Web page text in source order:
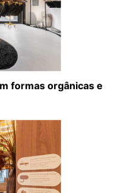
formas orgânicas e